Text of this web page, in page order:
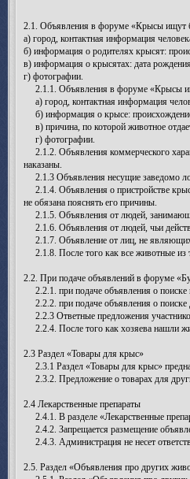
2.1. Объявления в форуме «Крысы ищут
а) город, контактная информация
б) информация о родителях крысят:
в) информация о крысятах: дата
г) фотографии.
2.1.1. Объявления в форуме «Крысы
а) город, контактная информация
б) информация о крысе: происхождение,
в) причина, по которой животное
г) фотографии.
2.1.2. Объявления коммерческого
наказаны.
2.1.3 Объявления несущие заведомо
2.1.4. Объявления о пристройстве
не обязана пояснять его причины.
2.1.5. Объявления от людей,
2.1.6. Объявления от людей, чьи
2.1.7. Объявление от лиц, не
2.1.8. После того как все животные из
2.2. При подаче объявлений в форуме
2.2.1. при подаче объявления о поиске
2.2.2. при подаче объявления о поиске
2.2.3 Ответные предложения
2.2.4. После того как хозяева нашли
2.3 Раздел «Товары для крыс»
2.3.1 Раздел «Товары для крыс»
2.3.2. Предложение о товарах для
2.4 Лекарственные препараты
2.4.1. В разделе «Лекарственные
2.4.2. Запрещается размещение
2.4.3. Администрация не несет
2.5. Раздел «Объявления про других